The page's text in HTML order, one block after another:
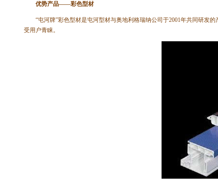
优势产品——彩色型材
“屯河牌”彩色型材是屯河型材与奥地利格瑞纳公司于2001年共同研发的
受用户青睐。